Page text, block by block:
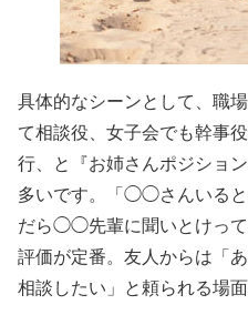
具体的なシーンとして、職
て相談役、女子会でも幹事
行、と『お姉さんポジショ
多いです。「◯◯さんいる
だら◯◯先輩に聞いとけって
評価が定番。友人からは「
相談したい」と頼られる場